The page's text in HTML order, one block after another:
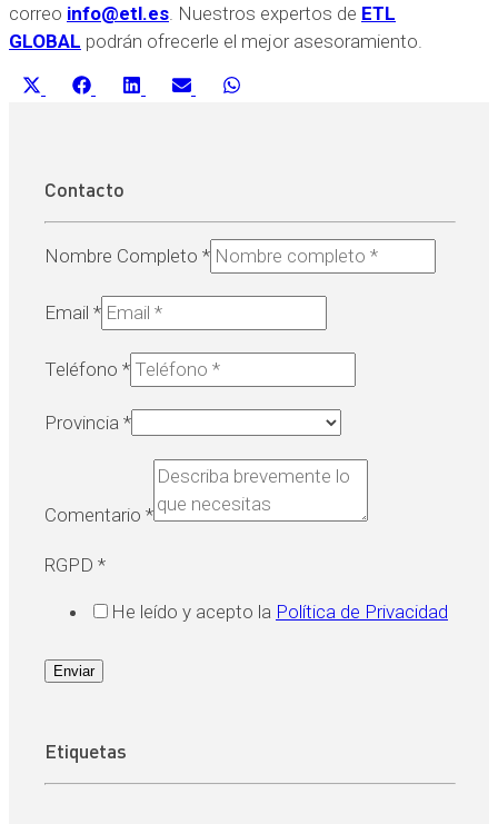
correo info@etl.es . Nuestros expertos de ETL
GLOBAL podrán ofrecerle el mejor asesoramiento.
CompartirCompartir
FacebookCompartir
LinkedInCompartir
Email
Contacto
Nombre Completo *
Email *
Teléfono *
Provincia *
Comentario *
RGPD *
He leído y acepto la Política de Privacidad
Enviar
Etiquetas